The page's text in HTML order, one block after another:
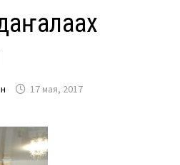
17 мая, 2017